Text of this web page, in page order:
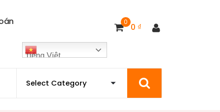
án
Tiếng Việt
0 0 ₫